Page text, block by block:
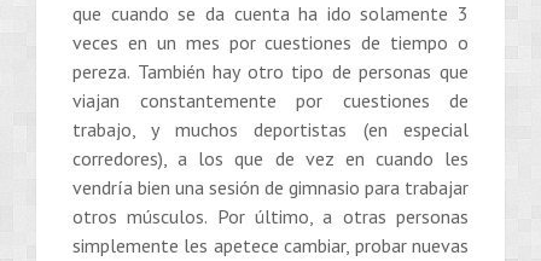
que cuando se da cuenta ha ido solamente 3
veces en un mes por cuestiones de tiempo o
pereza. También hay otro tipo de personas que
viajan constantemente por cuestiones de
trabajo, y muchos deportistas (en especial
corredores), a los que de vez en cuando les
vendría bien una sesión de gimnasio para trabajar
otros músculos. Por último, a otras personas
simplemente les apetece cambiar, probar nuevas